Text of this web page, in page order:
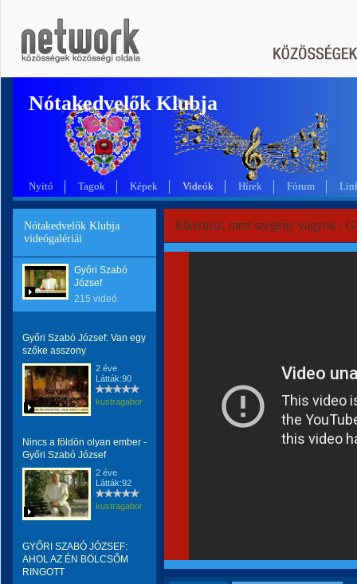
Nótakedvelők Klubja
Nyitó Tagok Képek Videók Hírek Fórum
Nótakedvelők Klubja
videógalériái
Győri Szabó
József
215 videó
Győri Szabó József: Van egy
szőke asszony
2 éve
Látták:90
kustragabor
Nincs a földön olyan ember -
Győri Szabó József
2 éve
Látták:92
kustragabor
GYŐRI SZABÓ JÓZSEF:
AHOL AZ ÉN BÖLCSŐM
RINGOTT
Elkerülsz, mert szegény vagyok -